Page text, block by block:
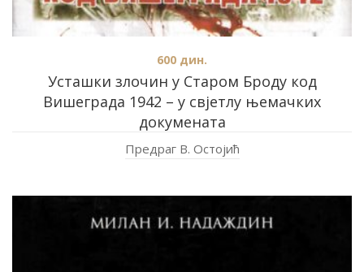
Усташки злочин у Старом Броду код
Вишеграда 1942 – у свјетлу њемачких
докумената
600 дин.
Предраг В. Остојић